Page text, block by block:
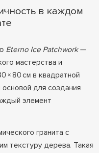
в каждом
Eterno Ice Patchwork—
мастерства и
× 80 см в квадратной
для создания
элемент
гранита с
текстуру дерева. Такая